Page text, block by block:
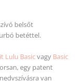
belsőt
betéttel.
Lulu Basicvagy Basic
egy patent
van